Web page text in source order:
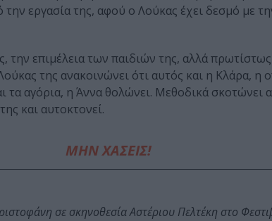
εργασία της, αφού ο Λούκας έχει δεσμό με
την επιμέλεια των παιδιών της, αλλά
της ανακοινώνει ότι αυτός και η Κλάρα, η
τα αγόρια, η Άννα θολώνει. Μεθοδικά σκοτώνει
και αυτοκτονεί.
ΜΗΝ ΧΑΣΕΙΣ!
σε σκηνοθεσία Αστέριου Πελτέκη στο